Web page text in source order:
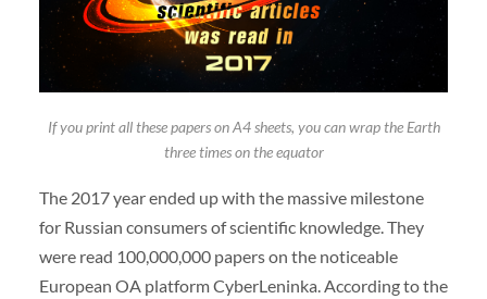
If you print all these papers on A4 sheets, you can wrap the Earth
three times on the equator
The 2017 year ended up with the massive milestone
for Russian consumers of scientific knowledge. They
were read 100,000,000 papers on the noticeable
European OA platform CyberLeninka. According to the